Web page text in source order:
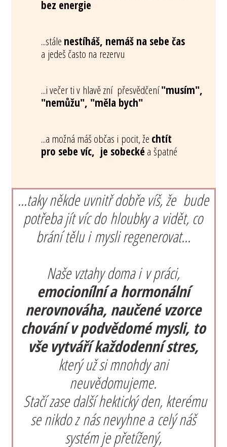
bez energie
...stále nestíháš, nemáš na sebe čas
a jedeš často na rezervu
...i večer ti v hlavě zní přesvědčení"musím",
"nemůžu", "měla bych"
...a možná máš občas i pocit, že chtít
pro sebe víc, je sobecké a špatné
...taky někde uvnitř dobře víš, že bude
potřeba jít víc do hloubky a vidět, co
brání tělu i mysli regenerovat...
Naše vztahy doma i v práci,
emocionílní a hormonální
nerovnováha, naučené vzorce
chování v podvědomé mysli, to
vše vytváří každodenní stres,
který už si mnohdy ani
neuvědomujeme.
Stačí zase další hektický den, kterému
se nikdo z nás nevyhne a celý náš
systém je přetížený,